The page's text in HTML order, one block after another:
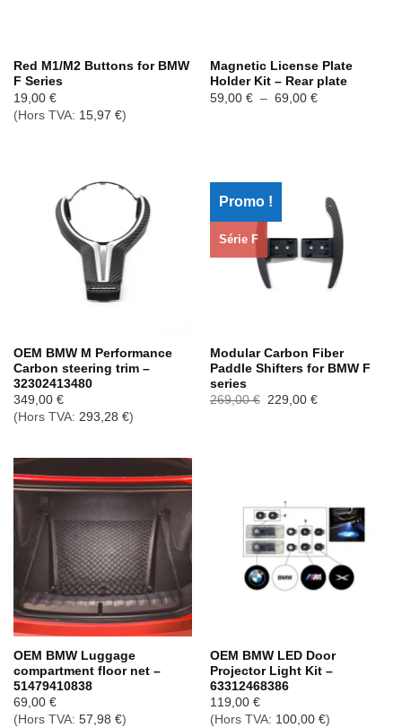
Red M1/M2 Buttons for BMW
F Series
19,00 €
(Hors TVA: 15,97 €)
Magnetic License Plate
Holder Kit – Rear plate
59,00 € – 69,00 €Plage
OEM BMW M Performance
Carbon steering trim –
32302413480
349,00 €
(Hors TVA: 293,28 €)
Promo !
Série F
Modular Carbon Fiber
Paddle Shifters for BMW F
series
269,00€
Le
229,00 €Le
OEM BMW Luggage
compartment floor net –
51479410838
69,00 €
(Hors TVA: 57,98 €)
OEM BMW LED Door
Projector Light Kit –
63312468386
119,00 €
(Hors TVA: 100,00 €)